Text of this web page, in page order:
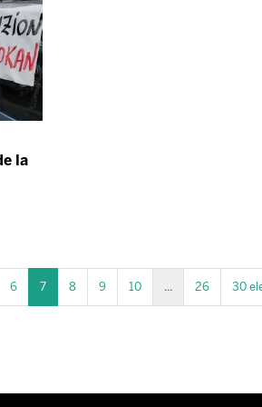
la
6 7 8 9 10 ... 26 30